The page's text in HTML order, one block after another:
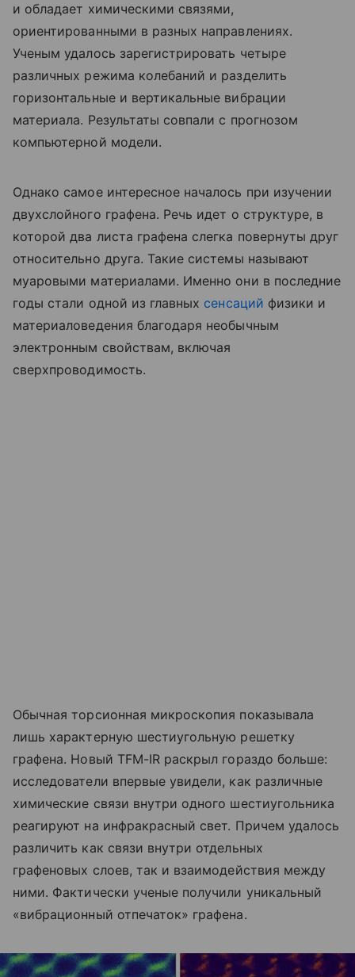
и обладает химическими связями,
ориентированными в разных направлениях.
Ученым удалось зарегистрировать четыре
различных режима колебаний и разделить
горизонтальные и вертикальные вибрации
материала. Результаты совпали с прогнозом
компьютерной модели.
Однако самое интересное началось при изучении
двухслойного графена. Речь идет о структуре, в
которой два листа графена слегка повернуты друг
относительно друга. Такие системы называют
муаровыми материалами. Именно они в последние
годы стали одной из главных сенсаций физики и
материаловедения благодаря необычным
электронным свойствам, включая
сверхпроводимость.
Обычная торсионная микроскопия показывала
лишь характерную шестиугольную решетку
графена. Новый TFM-IR раскрыл гораздо больше:
исследователи впервые увидели, как различные
химические связи внутри одного шестиугольника
реагируют на инфракрасный свет. Причем удалось
различить как связи внутри отдельных
графеновых слоев, так и взаимодействия между
ними. Фактически ученые получили уникальный
«вибрационный отпечаток» графена.